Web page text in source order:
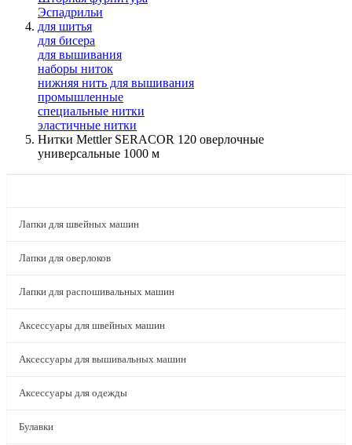
Эспадрильи
для шитья
для бисера
для вышивания
наборы ниток
нижняя нить для вышивания
промышленные
специальные нитки
эластичные нитки
Нитки Mettler SERACOR 120 оверлочные
универсальные 1000 м
Лапки для швейных машин
Лапки для оверлоков
Лапки для распошивальных машин
Аксессуары для швейных машин
Аксессуары для вышивальных машин
Аксессуары для одежды
Булавки